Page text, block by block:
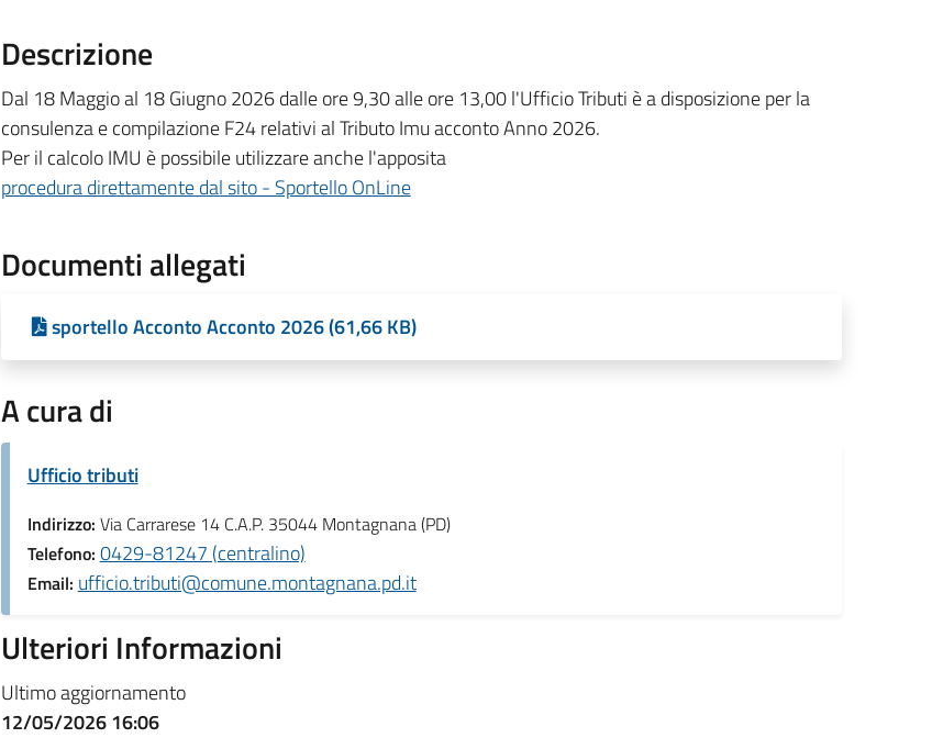
Descrizione
Dal 18 Maggio al 18 Giugno 2026 dalle ore 9,30 alle ore 13,00 l'Ufficio Tributi è a disposizione per la
consulenza e compilazione F24 relativi al Tributo Imu acconto Anno 2026.
Per il calcolo IMU è possibile utilizzare anche l'apposita
procedura direttamente dal sito - Sportello OnLine
Documenti allegati
sportello Acconto Acconto 2026 (61,66 KB)
A cura di
Ufficio tributi
Indirizzo: Via Carrarese 14 C.A.P. 35044 Montagnana (PD)
Telefono: 0429-81247 (centralino)
Email: ufficio.tributi@comune.montagnana.pd.it
Ulteriori Informazioni
Ultimo aggiornamento
12/05/2026 16:06